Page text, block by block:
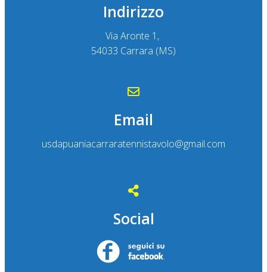
Indirizzo
Via Aronte 1,
54033 Carrara (MS)
Email
usdapuaniacarraratennistavolo@gmail.com
Social